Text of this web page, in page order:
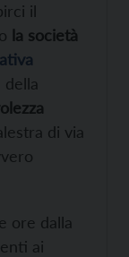
il
la società
della
di via
ore dalla
ai